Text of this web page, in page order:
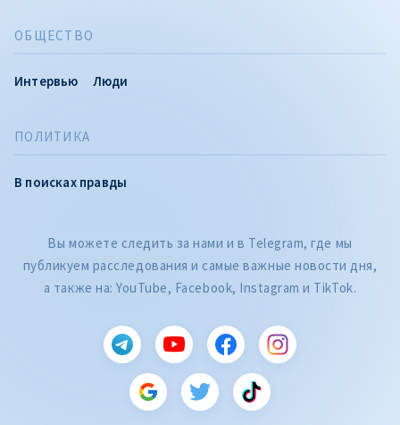
ПОЛИТИКА
В поисках правды
ОБЩЕСТВО
Интервью Люди
Вы можете следить за нами и в Telegram, где мы
публикуем расследования и самые важные новости дня,
а также на: YouTube, Facebook, Instagram и TikTok.